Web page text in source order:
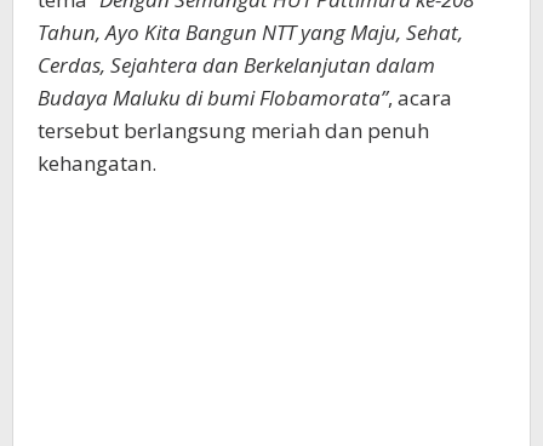
Tahun, Ayo Kita Bangun NTT yang Maju, Sehat,
Cerdas, Sejahtera dan Berkelanjutan dalam
Budaya Maluku di bumi Flobamorata”, acara
tersebut berlangsung meriah dan penuh
kehangatan.